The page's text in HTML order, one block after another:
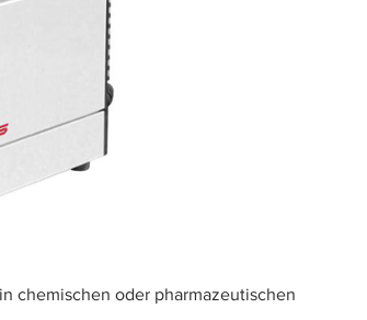
chemischen oder pharmazeutischen